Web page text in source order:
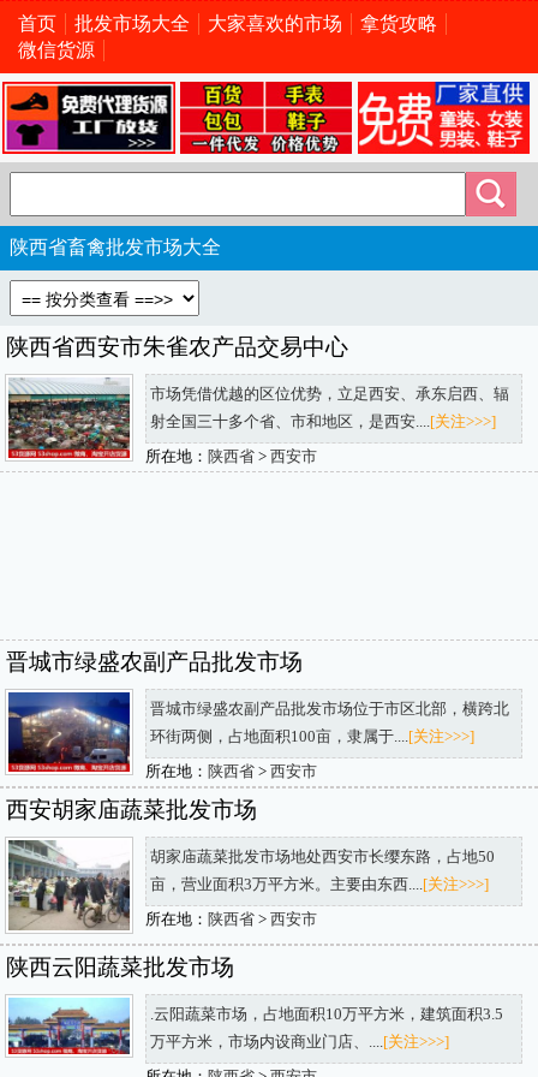
首页 批发市场大全 大家喜欢的市场
拿货攻略
微信货源
陕西省畜禽批发市场大全
陕西省西安市朱雀农产品交易中心
市场凭借优越的区位优势，立足西安、承东启西、辐
射全国三十多个省、市和地区，是西安.... [关注>>>]
所在地： 陕西省> 西安市
晋城市绿盛农副产品批发市场
晋城市绿盛农副产品批发市场位于市区北部，横跨北
环街两侧，占地面积100亩，隶属于.... [关注>>>]
所在地： 陕西省> 西安市
西安胡家庙蔬菜批发市场
胡家庙蔬菜批发市场地处西安市长缨东路，占地50
亩，营业面积3万平方米。主要由东西.... [关注>>>]
所在地： 陕西省> 西安市
陕西云阳蔬菜批发市场
.云阳蔬菜市场，占地面积10万平方米，建筑面积3.5
万平方米，市场内设商业门店、....[关注>>>]